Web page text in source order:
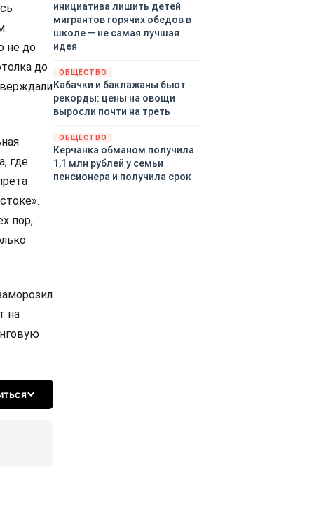
не до
до
где
пор,
на
инициатива лишить детей
мигрантов горячих обедов в
школе — не самая лучшая
идея
ОБЩЕСТВО
Кабачки и баклажаны бьют
рекорды: цены на овощи
выросли почти на треть
ОБЩЕСТВО
Керчанка обманом получила
1,1 млн рублей у семьи
пенсионера и получила срок